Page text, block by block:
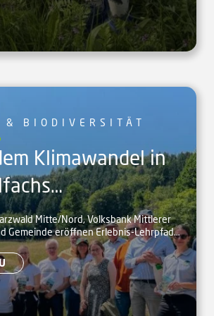
& BIODIVERSITÄT
Klimawandel in
auf der
Mitte/Nord, Volksbank Mittlerer
Gemeinde eröffnen Erlebnis-Lehrpfad
Klimawandel in Oberwolfach.